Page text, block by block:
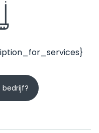
bedrijf?